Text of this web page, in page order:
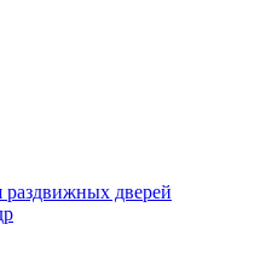
дверей